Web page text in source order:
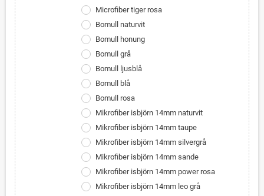
Microfiber tiger rosa
Bomull naturvit
Bomull honung
Bomull grå
Bomull ljusblå
Bomull blå
Bomull rosa
Mikrofiber isbjörn 14mm naturvit
Mikrofiber isbjörn 14mm taupe
Mikrofiber isbjörn 14mm silvergrå
Mikrofiber isbjörn 14mm sande
Mikrofiber isbjörn 14mm power rosa
Mikrofiber isbjörn 14mm leo grå